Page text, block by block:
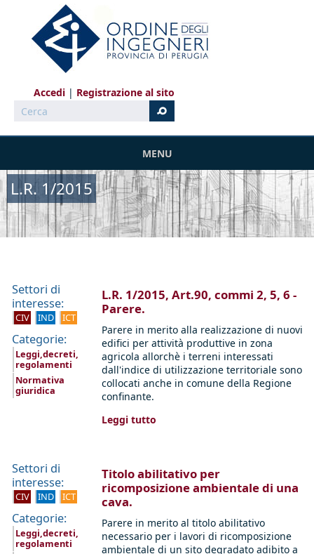
Salta al contenuto principale
Accedi
Registrazione al sito
Cerca
MENU
L.R. 1/2015
Settori di
interesse:
CIV IND ICT
Categorie:
Leggi,decreti,
regolamenti
Normativa
giuridica
L.R. 1/2015, Art.90, commi 2, 5, 6 -
Parere.
Parere in merito alla realizzazione di nuovi
edifici per attività produttive in zona
agricola allorchè i terreni interessati
dall'indice di utilizzazione territoriale sono
collocati anche in comune della Regione
confinante.
Leggi tutto
Settori di
interesse:
CIV IND ICT
Categorie:
Leggi,decreti,
regolamenti
Titolo abilitativo per
ricomposizione ambientale di una
cava.
Parere in merito al titolo abilitativo
necessario per i lavori di ricomposizione
ambientale di un sito degradato adibito a